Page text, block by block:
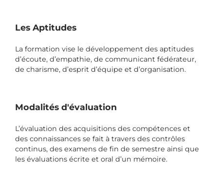
Les Aptitudes
La formation vise le développement des aptitudes
d’écoute, d’empathie, de communicant fédérateur,
de charisme, d’esprit d’équipe et d’organisation.
Modalités d'évaluation
L’évaluation des acquisitions des compétences et
des connaissances se fait à travers des contrôles
continus, des examens de fin de semestre ainsi que
les évaluations écrite et oral d’un mémoire.